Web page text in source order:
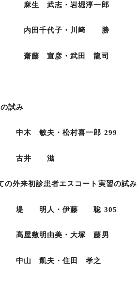
堀淳一郎
川﨑 勝
田 龍司
試み
喜一郎 299
外来初診患者エスコート実習の試み
藤 聡 305
大塚 藤男
田 孝之